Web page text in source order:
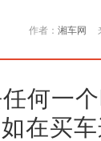
作者： 湘车网
何一
在买